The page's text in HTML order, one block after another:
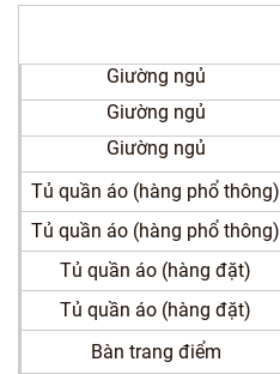
Dự
Kiến
Thức
Hệ
Giường ngủ
Giường ngủ
Giường ngủ
Tủ quần áo (hàng phổ thông)
Tủ quần áo (hàng phổ thông)
Tủ quần áo (hàng đặt)
Tủ quần áo (hàng đặt)
Bàn trang điểm